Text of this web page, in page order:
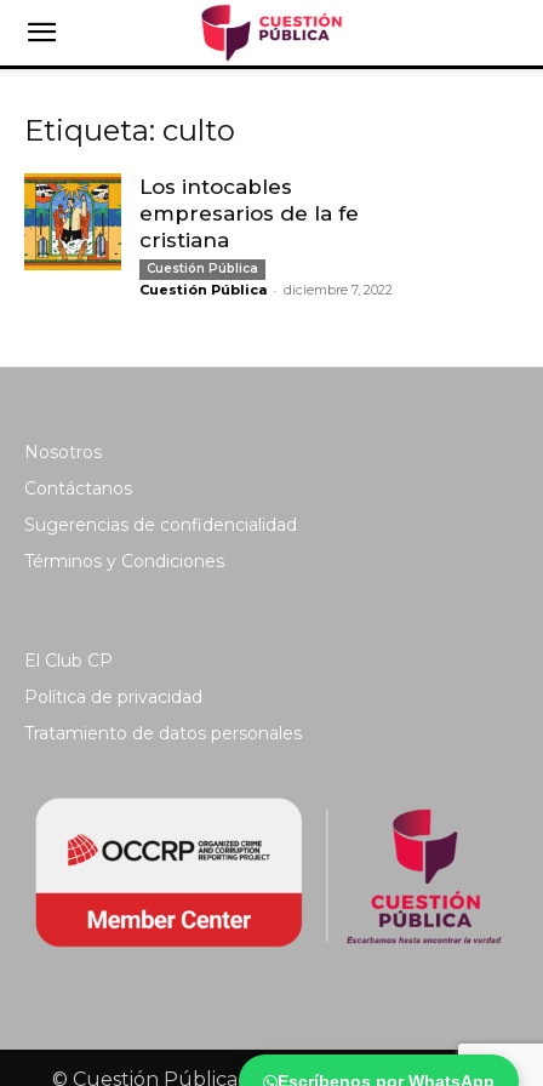
Escríbenos por WhatsApp
Etiqueta: culto
Los intocables
empresarios de la fe
cristiana
Cuestión Pública
Cuestión Pública - diciembre 7, 2022
Nosotros
Contáctanos
Sugerencias de confidencialidad
Términos y Condiciones
El Club CP
Política de privacidad
Tratamiento de datos personales
© Cuestión Pública 2018 - Todos los derechos